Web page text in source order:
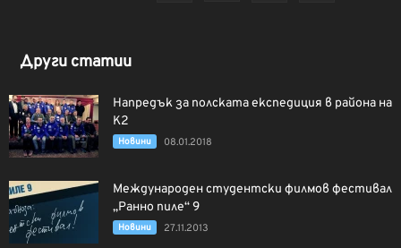
Други статии
Напредък за полската експедиция в района на
К2
Новини 08.01.2018
Международен студентски филмов фестивал
„Ранно пиле“ 9
Новини 27.11.2013